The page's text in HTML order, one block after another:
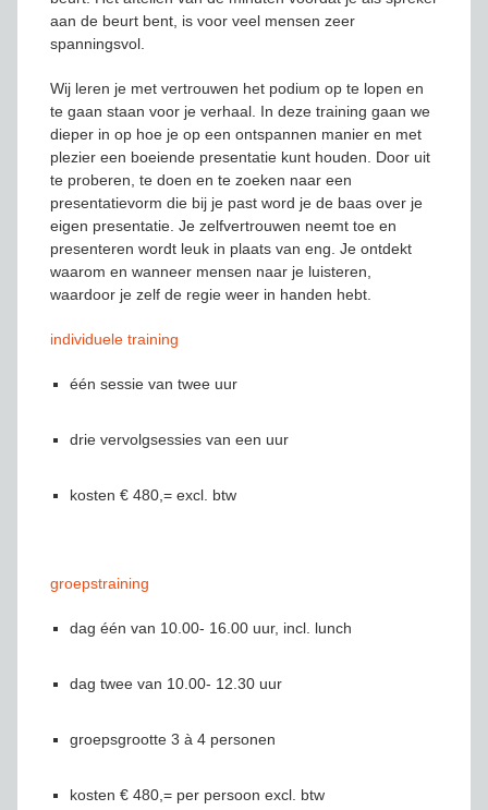
aan de beurt bent, is voor veel mensen zeer
spanningsvol.
Wij leren je met vertrouwen het podium op te lopen en
te gaan staan voor je verhaal. In deze training gaan we
dieper in op hoe je op een ontspannen manier en met
plezier een boeiende presentatie kunt houden. Door uit
te proberen, te doen en te zoeken naar een
presentatievorm die bij je past word je de baas over je
eigen presentatie. Je zelfvertrouwen neemt toe en
presenteren wordt leuk in plaats van eng. Je ontdekt
waarom en wanneer mensen naar je luisteren,
waardoor je zelf de regie weer in handen hebt.
individuele training
één sessie van twee uur
drie vervolgsessies van een uur
kosten € 480,= excl. btw
groepstraining
dag één van 10.00- 16.00 uur, incl. lunch
dag twee van 10.00- 12.30 uur
groepsgrootte 3 à 4 personen
kosten € 480,= per persoon excl. btw